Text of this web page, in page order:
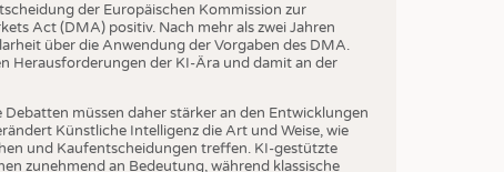
der Europäischen Kommission zur
Act (DMA) positiv. Nach mehr als zwei Jahren
über die Anwendung der Vorgaben des DMA.
Herausforderungen der KI-Ära und damit an der
müssen daher stärker an den Entwicklungen
Künstliche Intelligenz die Art und Weise, wie
und Kaufentscheidungen treffen. KI-gestützte
zunehmend an Bedeutung, während klassische